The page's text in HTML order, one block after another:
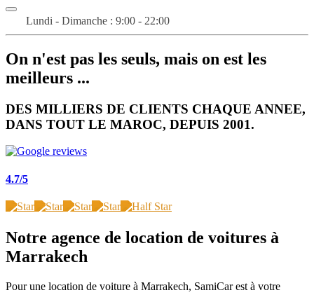
Lundi - Dimanche : 9:00 - 22:00
On n'est pas les seuls, mais on est les
meilleurs ...
DES MILLIERS DE CLIENTS CHAQUE ANNEE,
DANS TOUT LE MAROC, DEPUIS 2001.
4.7/5
Notre agence de location de voitures à
Marrakech
Pour une location de voiture à Marrakech, SamiCar est à votre